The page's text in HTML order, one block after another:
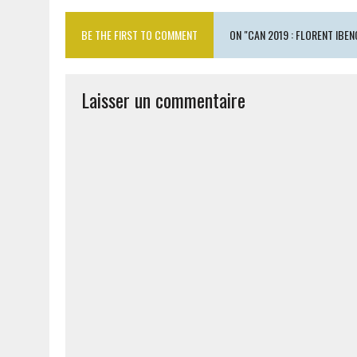
BE THE FIRST TO COMMENT ON "CAN 2019 : FLORENT
Laisser un commentaire